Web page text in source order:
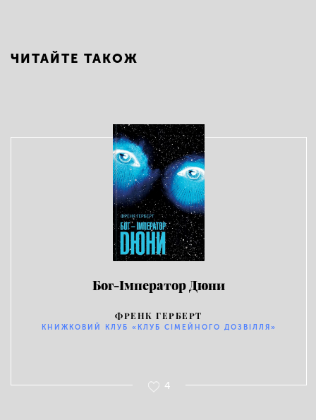
ЧИТАЙТЕ ТАКОЖ
Бог-Імператор Дюни
ФРЕНК ГЕРБЕРТ
КНИЖКОВИЙ КЛУБ «КЛУБ СІМЕЙНОГО ДОЗВІЛЛЯ»
4